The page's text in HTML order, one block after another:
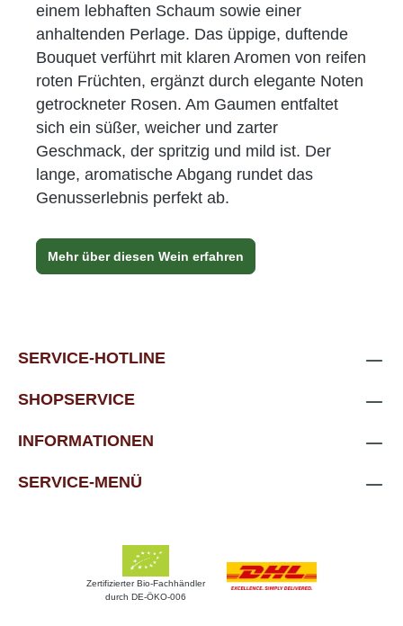
einem lebhaften Schaum sowie einer
anhaltenden Perlage. Das üppige, duftende
Bouquet verführt mit klaren Aromen von reifen
roten Früchten, ergänzt durch elegante Noten
getrockneter Rosen. Am Gaumen entfaltet
sich ein süßer, weicher und zarter
Geschmack, der spritzig und mild ist. Der
lange, aromatische Abgang rundet das
Genusserlebnis perfekt ab.
Mehr über diesen Wein erfahren
SERVICE-HOTLINE
SHOPSERVICE
INFORMATIONEN
SERVICE-MENÜ
Zertifizierter Bio-Fachhändler
durch DE-ÖKO-006